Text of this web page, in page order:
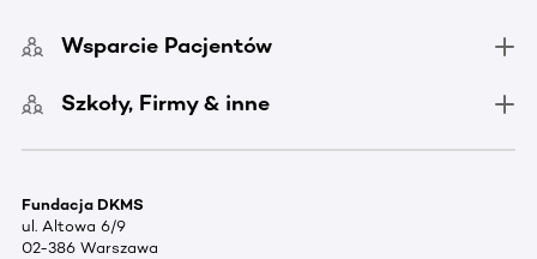
Wsparcie Pacjentów
Szkoły, Firmy & inne
Fundacja DKMS
ul. Altowa 6/9
02-386 Warszawa